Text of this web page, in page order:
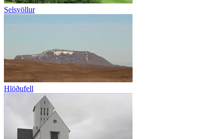
Selsvöllur
Hlöðufell